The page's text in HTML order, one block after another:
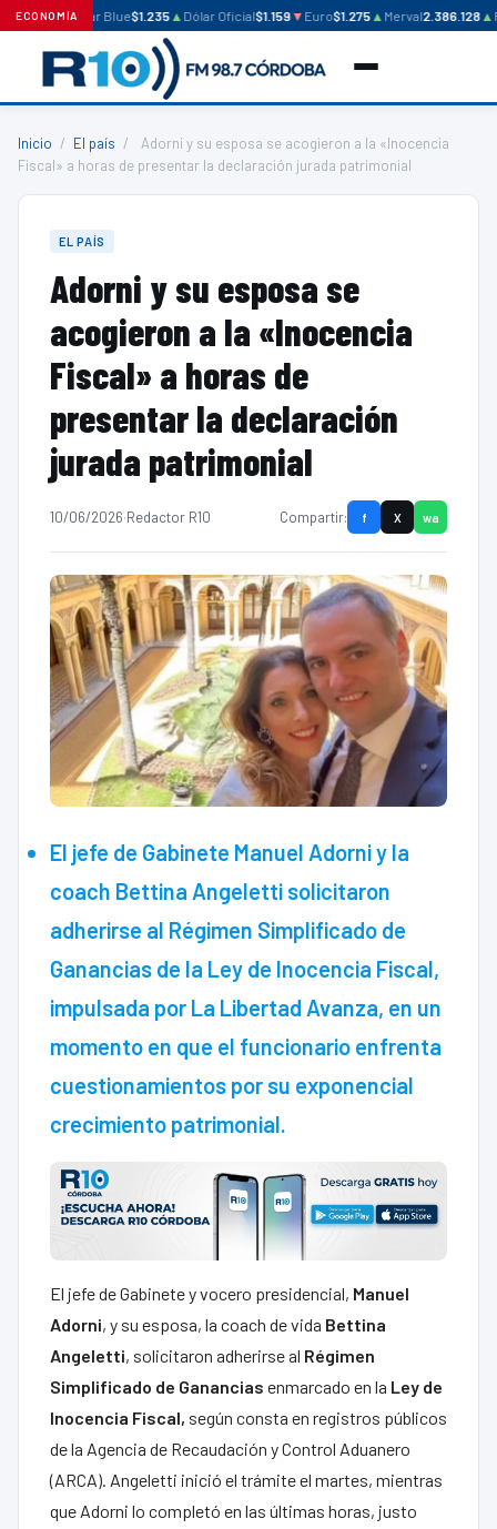
ECONOMÍADólar Blue$1.235▲Dólar Oficial$1.159▼Euro$1.275▲Merval2.386.128▲
Inicio / El país /
Adorni y su esposa se acogieron a la «Inocencia
Fiscal» a horas de presentar la declaración jurada patrimonial
EL PAÍS
Adorni y su esposa se
acogieron a la «Inocencia
Fiscal» a horas de
presentar la declaración
jurada patrimonial
10/06/2026·Redactor R10 Compartir: f X wa
El jefe de Gabinete Manuel Adorni y la
coach Bettina Angeletti solicitaron
adherirse al Régimen Simplificado de
Ganancias de la Ley de Inocencia Fiscal,
impulsada por La Libertad Avanza, en un
momento en que el funcionario enfrenta
cuestionamientos por su exponencial
crecimiento patrimonial.
El jefe de Gabinete y vocero presidencial, Manuel
Adorni, y su esposa, la coach de vida Bettina
Angeletti, solicitaron adherirse al Régimen
Simplificado de Ganancias enmarcado en la Ley de
Inocencia Fiscal, según consta en registros públicos
de la Agencia de Recaudación y Control Aduanero
(ARCA). Angeletti inició el trámite el martes, mientras
que Adorni lo completó en las últimas horas, justo